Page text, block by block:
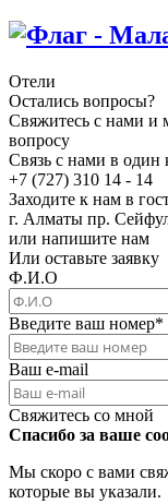
Отели
Остались вопросы?
Свяжитесь с нами и
вопросу
Связь с нами в один
+7 (727) 310 14 - 14
Заходите к нам в
г. Алматы пр.
или напишите нам
Или оставьте заявку
Ф.И.О
Введите ваш номер*
Ваш e-mail
Свяжитесь со мной
Спасибо за ваше
Мы скоро с вами
которые вы указали.